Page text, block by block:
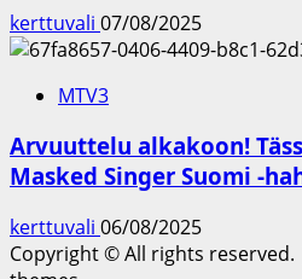
kerttuvali 07/08/2025
MTV3
Arvuuttelu alkakoon!
Masked Singer Suomi -
kerttuvali 06/08/2025
Copyright © All rights reserved.